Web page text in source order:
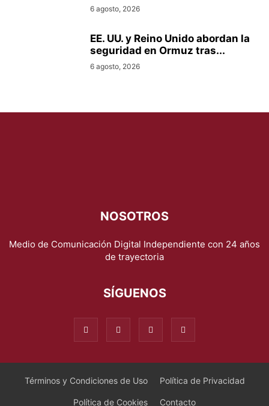
6 agosto, 2026
EE. UU. y Reino Unido abordan la
seguridad en Ormuz tras...
6 agosto, 2026
NOSOTROS
Medio de Comunicación Digital Independiente con 24 años
de trayectoria
SÍGUENOS
Términos y Condiciones de Uso Política de Privacidad
Política de Cookies Contacto